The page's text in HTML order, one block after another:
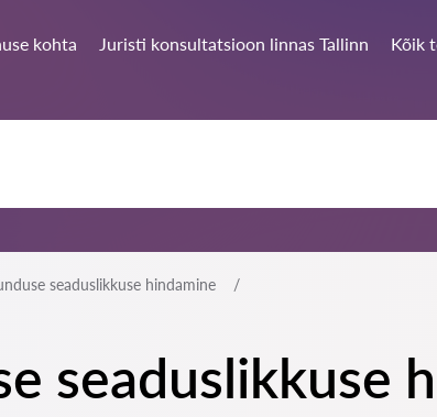
kohta Juristi konsultatsioon linnas Tallinn Kõik
seaduslikkuse hindamine
seaduslikkuse